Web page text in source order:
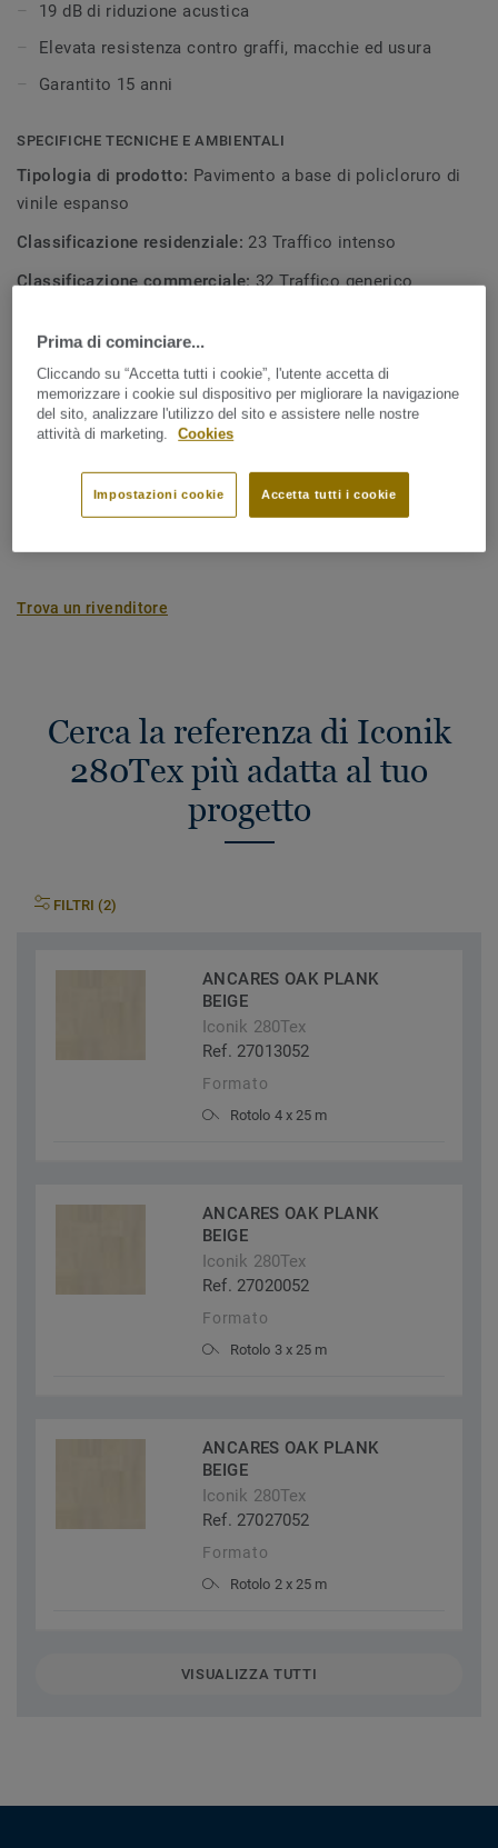
19 dB di riduzione acustica
Elevata resistenza contro graffi, macchie ed usura
Garantito 15 anni
SPECIFICHE TECNICHE E AMBIENTALI
Tipologia di prodotto: Pavimento a base di policloruro di
vinile espanso
Classificazione residenziale: 23 Traffico intenso
Classificazione commerciale:32 Traffico generico
Emissioni Totali di Carbonio (riciclo)
IMPRONTA DI CARBONIO DEL MIO PROGETTO
Trova un rivenditore
Cerca la referenza di Iconik
280Tex più adatta al tuo
progetto
FILTRI (2)
ANCARES OAK PLANK
BEIGE
Iconik 280Tex
Ref. 27013052
Formato
Rotolo 4 x 25 m
ANCARES OAK PLANK
BEIGE
Iconik 280Tex
Ref. 27020052
Formato
Rotolo 3 x 25 m
ANCARES OAK PLANK
BEIGE
Iconik 280Tex
Ref. 27027052
Formato
Rotolo 2 x 25 m
VISUALIZZA TUTTI
Prima di cominciare...
Cliccando su “Accetta tutti i cookie”, l'utente accetta di
memorizzare i cookie sul dispositivo per migliorare la navigazione
del sito, analizzare l'utilizzo del sito e assistere nelle nostre
attività di marketing.
Cookies
Accetta tutti i cookie
Impostazioni cookie